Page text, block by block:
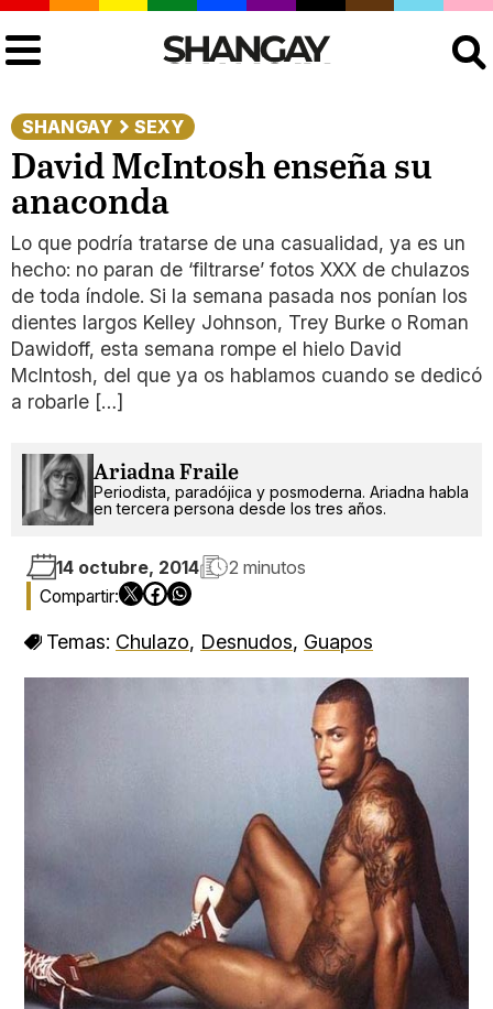
SHANGAY SEXY
David McIntosh enseña su
anaconda
Lo que podría tratarse de una casualidad, ya es un
hecho: no paran de ‘filtrarse’ fotos XXX de chulazos
de toda índole. Si la semana pasada nos ponían los
dientes largos Kelley Johnson, Trey Burke o Roman
Dawidoff, esta semana rompe el hielo David
McIntosh, del que ya os hablamos cuando se dedicó
a robarle […]
Ariadna Fraile
Periodista, paradójica y posmoderna. Ariadna habla
en tercera persona desde los tres años.
14 octubre, 2014 2 minutos
Temas: Chulazo, Desnudos, Guapos